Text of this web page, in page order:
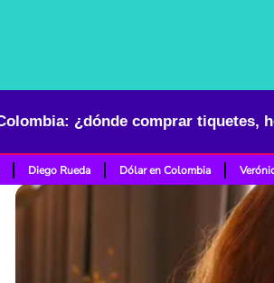
Diego Rueda Dólar en Colombia